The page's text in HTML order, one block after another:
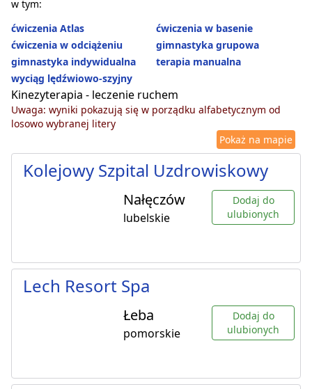
w tym:
ćwiczenia Atlas
ćwiczenia w basenie
ćwiczenia w odciążeniu
gimnastyka grupowa
gimnastyka indywidualna
terapia manualna
wyciąg lędźwiowo-szyjny
Kinezyterapia - leczenie ruchem
Uwaga: wyniki pokazują się w porządku alfabetycznym od
losowo wybranej litery
Pokaż na mapie
Kolejowy Szpital Uzdrowiskowy
Nałęczów
lubelskie
Dodaj do
ulubionych
Lech Resort Spa
Łeba
pomorskie
Dodaj do
ulubionych